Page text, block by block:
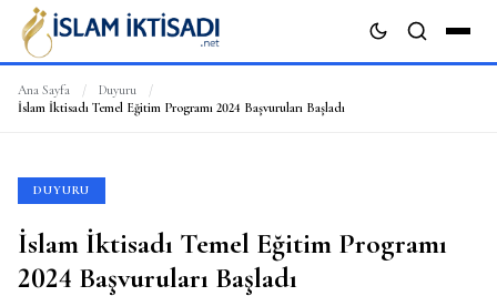
ARA
Ana Sayfa / Duyuru
/
İslam İktisadı Temel Eğitim Programı 2024 Başvuruları Başladı
DUYURU
İslam İktisadı Temel Eğitim Programı
2024 Başvuruları Başladı